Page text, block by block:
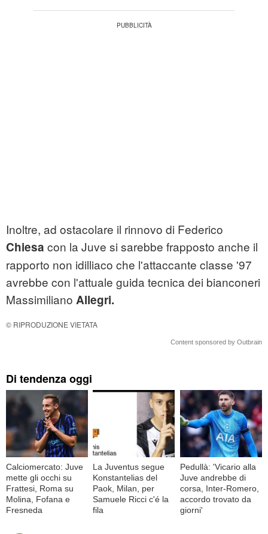
Inoltre, ad ostacolare il rinnovo di Federico
Chiesa con la Juve si sarebbe frapposto anche il
rapporto non idilliaco che l'attaccante classe '97
avrebbe con l'attuale guida tecnica dei bianconeri
Massimiliano Allegri.
© RIPRODUZIONE VIETATA
Content sponsored by Outbrain
Di tendenza oggi
Calciomercato: Juve
mette gli occhi su
Frattesi, Roma su
Molina, Fofana e
Fresneda
La Juventus segue
Konstantelias del
Paok, Milan, per
Samuele Ricci c'é la
fila
Pedullà: 'Vicario alla
Juve andrebbe di
corsa, Inter-Romero,
accordo trovato da
giorni'